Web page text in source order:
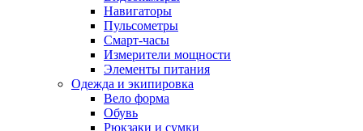
Навигаторы
Пульсометры
Смарт-часы
Измерители мощности
Элементы питания
Одежда и экипировка
Вело форма
Обувь
Рюкзаки и сумки